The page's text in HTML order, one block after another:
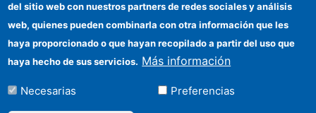
CSIC Electronic Office
Information for providers
Funding entities
Location
del sitio web con nuestros partners de redes sociales y análisis
web, quienes pueden combinarla con otra información que les
haya proporcionado o que hayan recopilado a partir del uso que
haya hecho de sus servicios. Más información
Necesarias Preferencias